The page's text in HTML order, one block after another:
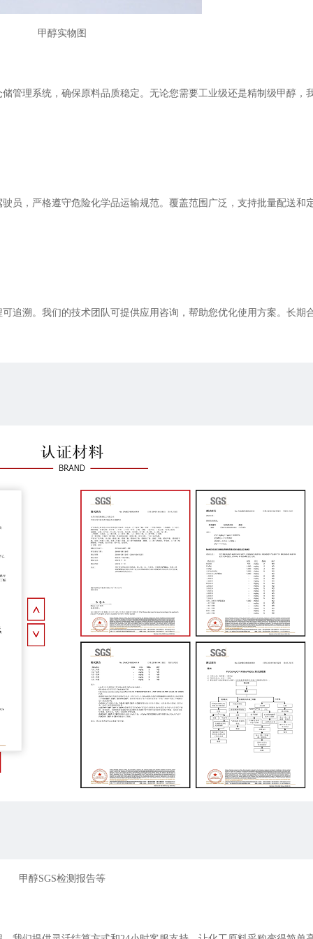
甲醇实物图
管理系统，确保原料品质稳定。无论您需要工业级还是精制级甲醇，
员，严格遵守危险化学品运输规范。覆盖范围广泛，支持批量配送和
追溯。我们的技术团队可提供应用咨询，帮助您优化使用方案。长期
甲醇SGS检测报告等